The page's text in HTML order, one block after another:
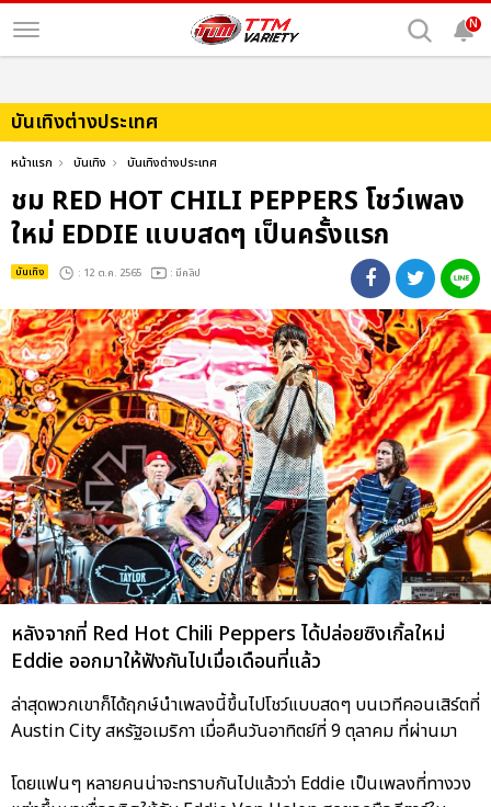
N
บันเทิงต่างประเทศ
หน้าแรก บันเทิง บันเทิงต่างประเทศ
ชม RED HOT CHILI PEPPERS โชว์เพลง
ใหม่ EDDIE แบบสดๆ เป็นครั้งแรก
บันเทิง : 12 ต.ค. 2565 : มีคลิป
หลังจากที่ Red Hot Chili Peppers ได้ปล่อยซิงเกิ้ลใหม่
Eddie ออกมาให้ฟังกันไปเมื่อเดือนที่แล้ว
ล่าสุดพวกเขาก็ได้ฤกษ์นำเพลงนี้ขึ้นไปโชว์แบบสดๆ บนเวทีคอนเสิร์ตที่
Austin City สหรัฐอเมริกา เมื่อคืนวันอาทิตย์ที่ 9 ตุลาคม ที่ผ่านมา
โดยแฟนๆ หลายคนน่าจะทราบกันไปแล้วว่า Eddie เป็นเพลงที่ทางวง